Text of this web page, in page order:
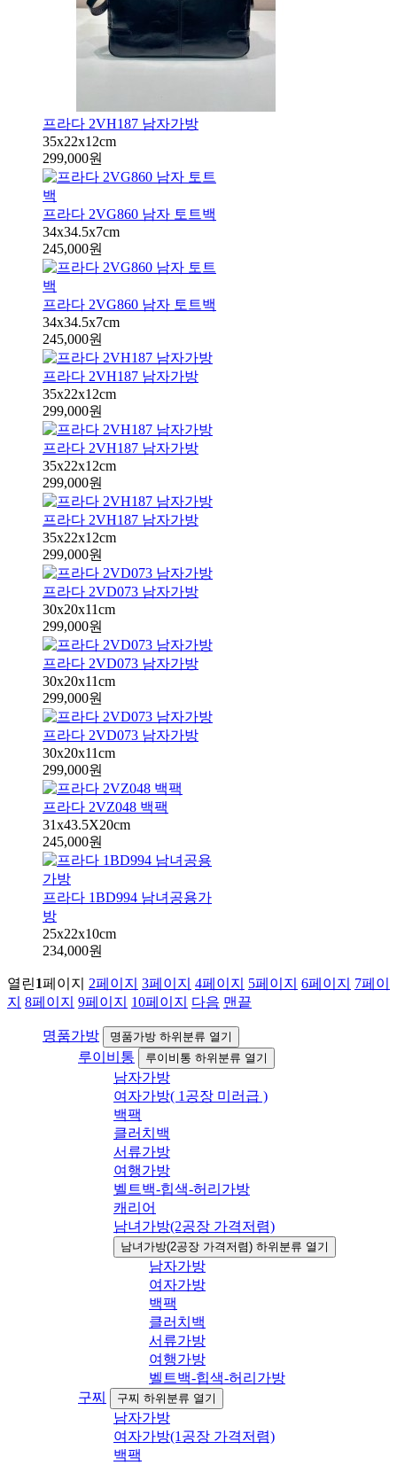
프라다 2VH187 남자가방
35x22x12cm
299,000원
프라다 2VG860 남자 토트백
34x34.5x7cm
245,000원
프라다 2VG860 남자 토트백
34x34.5x7cm
245,000원
프라다 2VH187 남자가방
35x22x12cm
299,000원
프라다 2VH187 남자가방
35x22x12cm
299,000원
프라다 2VH187 남자가방
35x22x12cm
299,000원
프라다 2VD073 남자가방
30x20x11cm
299,000원
프라다 2VD073 남자가방
30x20x11cm
299,000원
프라다 2VD073 남자가방
30x20x11cm
299,000원
프라다 2VZ048 백팩
31x43.5X20cm
245,000원
프라다 1BD994 남녀공용가
방
25x22x10cm
234,000원
열린1페이지 2페이지 3페이지 4페이지 5페이지 6페이지 7페이
지 8페이지 9페이지 10페이지 다음 맨끝
명품가방 명품가방 하위분류 열기
루이비통 루이비통 하위분류 열기
남자가방
여자가방( 1공장 미러급 )
백팩
클러치백
서류가방
여행가방
벨트백-힙색-허리가방
캐리어
남녀가방(2공장 가격저렴)
남녀가방(2공장 가격저렴) 하위분류 열기
남자가방
여자가방
백팩
클러치백
서류가방
여행가방
벨트백-힙색-허리가방
구찌
구찌 하위분류 열기
남자가방
여자가방(1공장 가격저렴)
백팩